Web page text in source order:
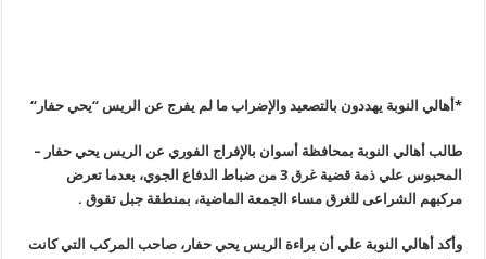
*أهالي النوبة يهددون بالتصعيد والإضراب ما لم يفرج عن الريس “يحي حفار“
طالب أهالي النوبة بمحافظة أسوان بالإفراج الفوري عن الريس يحي حفار –
المحبوس علي ذمة قضية غرق 3 من ضباط الدفاع الجوي، بعدما تعرض
مركبهم الشراعى للغرق مساء الجمعة الماضية، بمنطقة جبل تقوق .
وأكد أهالي النوبة علي أن براءة الريس يحي حفار، صاحب المركب التي كانت